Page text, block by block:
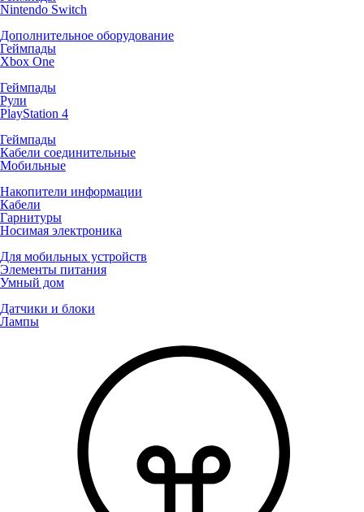
Nintendo Switch
Дополнительное оборудование
Геймпады
Xbox One
Геймпады
Рули
PlayStation 4
Геймпады
Кабели соединительные
Мобильные
Накопители информации
Кабели
Гарнитуры
Носимая электроника
Для мобильных устройств
Элементы питания
Умный дом
Датчики и блоки
Лампы